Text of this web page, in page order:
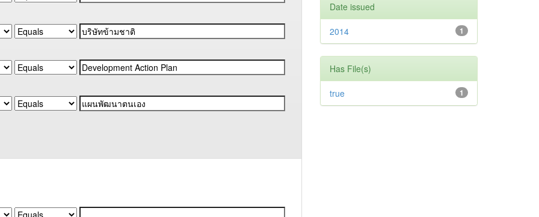
Date issued
1
2014
Has File(s)
1
true